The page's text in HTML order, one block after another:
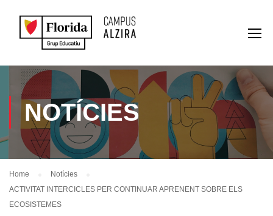
NOTÍCIES
Home
Notícies
ACTIVITAT INTERCICLES PER CONTINUAR APRENENT SOBRE ELS
ECOSISTEMES